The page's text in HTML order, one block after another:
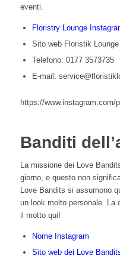
eventi.
Floristry Lounge
Sito web Floristik Lounge
Telefono: 0177 3573735
E-mail:
https://www.instagram.com/
Banditi
La missione dei Love
giorno, e questo non
Love Bandits si assumono
un look molto personale. La
il motto qui!
Nome Instagram
Sito web dei Love